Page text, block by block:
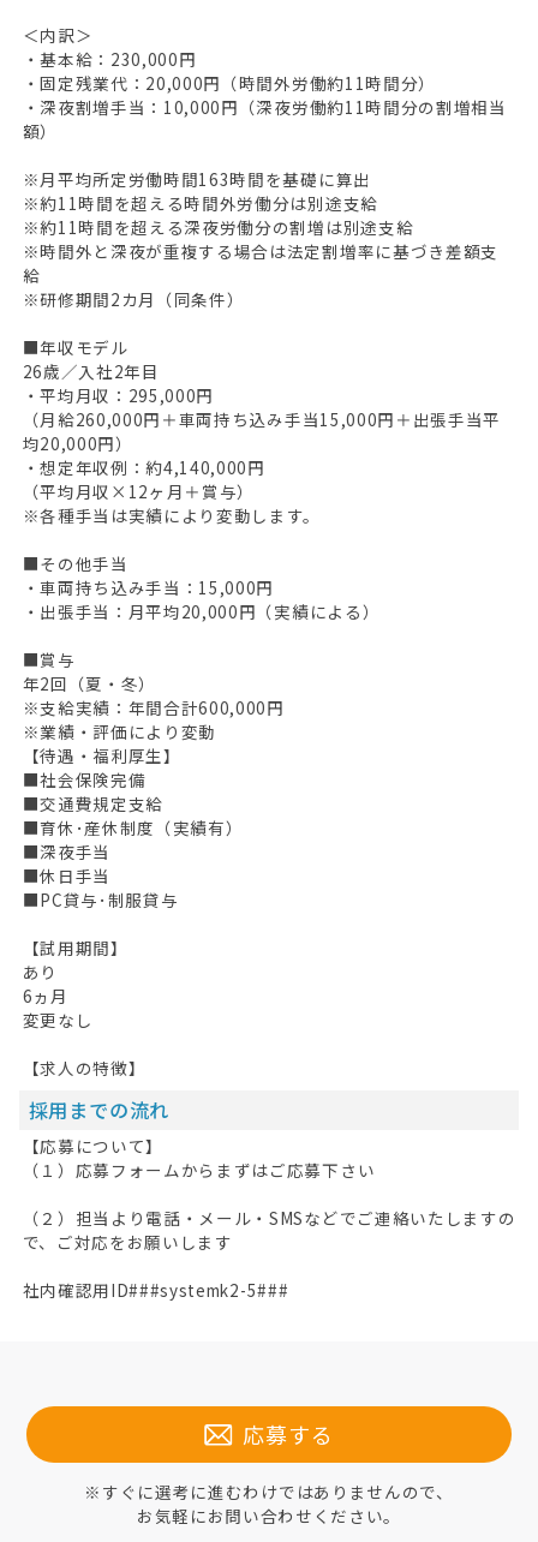
＜内訳＞
・基本給：230,000円
・固定残業代：20,000円（時間外労働約11時間分）
・深夜割増手当：10,000円（深夜労働約11時間分の割増相当
額）
※月平均所定労働時間163時間を基礎に算出
※約11時間を超える時間外労働分は別途支給
※約11時間を超える深夜労働分の割増は別途支給
※時間外と深夜が重複する場合は法定割増率に基づき差額支
給
※研修期間2カ月（同条件）
■年収モデル
26歳／入社2年目
・平均月収：295,000円
（月給260,000円＋車両持ち込み手当15,000円＋出張手当平
均20,000円）
・想定年収例：約4,140,000円
（平均月収×12ヶ月＋賞与）
※各種手当は実績により変動します。
■その他手当
・車両持ち込み手当：15,000円
・出張手当：月平均20,000円（実績による）
■賞与
年2回（夏・冬）
※支給実績：年間合計600,000円
※業績・評価により変動
【待遇・福利厚生】
■社会保険完備
■交通費規定支給
■育休･産休制度（実績有）
■深夜手当
■休日手当
■PC貸与･制服貸与
【試用期間】
あり
6ヵ月
変更なし
【求人の特徴】
採用までの流れ
【応募について】
（１）応募フォームからまずはご応募下さい
（２）担当より電話・メール・SMSなどでご連絡いたしますの
で、ご対応をお願いします
社内確認用ID###systemk2-5###
応募する
※すぐに選考に進むわけではありませんので、
お気軽にお問い合わせください。